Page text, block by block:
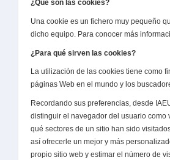
¿Qué son las cookies?
Una cookie es un fichero muy pequeño
dicho equipo. Para conocer más
¿Para qué sirven las cookies?
La utilización de las cookies tiene como
páginas Web en el mundo y los
Recordando sus preferencias, desde
distinguir el navegador del usuario
qué sectores de un sitio han sido
así ofrecerle un mejor y más
propio sitio web y estimar el número de